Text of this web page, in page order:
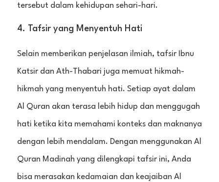
tersebut dalam kehidupan sehari-hari.
4. Tafsir yang Menyentuh Hati
Selain memberikan penjelasan ilmiah, tafsir Ibnu
Katsir dan Ath-Thabari juga memuat hikmah-
hikmah yang menyentuh hati. Setiap ayat dalam
Al Quran akan terasa lebih hidup dan menggugah
hati ketika kita memahami konteks dan maknanya
dengan lebih mendalam. Dengan menggunakan Al
Quran Madinah yang dilengkapi tafsir ini, Anda
bisa merasakan kedamaian dan keajaiban Al